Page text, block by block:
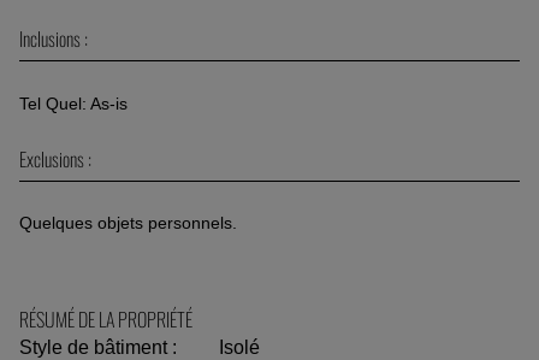
Inclusions :
Tel Quel: As-is
Exclusions :
Quelques objets personnels.
RÉSUMÉ DE LA PROPRIÉTÉ
Style de bâtiment :
Isolé